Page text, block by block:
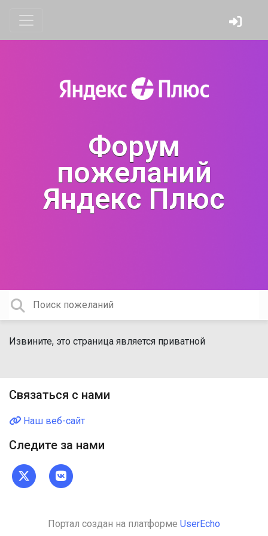
Форум
пожеланий
Яндекс Плюс
Извините, это страница является приватной
Связаться с нами
Наш веб-сайт
Следите за нами
Портал создан на платформе UserEcho